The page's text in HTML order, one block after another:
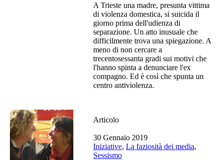
A Trieste una madre, presunta vittima
di violenza domestica, si suicida il
giorno prima dell'udienza di
separazione. Un atto inusuale che
difficilmente trova una spiegazione. A
meno di non cercare a
trecentosessanta gradi sui motivi che
l'hanno spinta a denunciare l'ex
compagno. Ed è così che spunta un
centro antiviolenza.
Articolo
30 Gennaio 2019
Iniziative,La faziosità dei media,
Sessismo